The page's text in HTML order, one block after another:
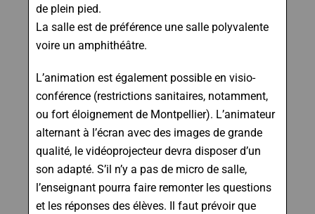
de plein pied.
La salle est de préférence une salle polyvalente
voire un amphithéâtre.
L’animation est également possible en visio-
conférence (restrictions sanitaires, notamment,
ou fort éloignement de Montpellier). L’animateur
alternant à l’écran avec des images de grande
qualité, le vidéoprojecteur devra disposer d’un
son adapté. S’il n’y a pas de micro de salle,
l’enseignant pourra faire remonter les questions
et les réponses des élèves. Il faut prévoir que